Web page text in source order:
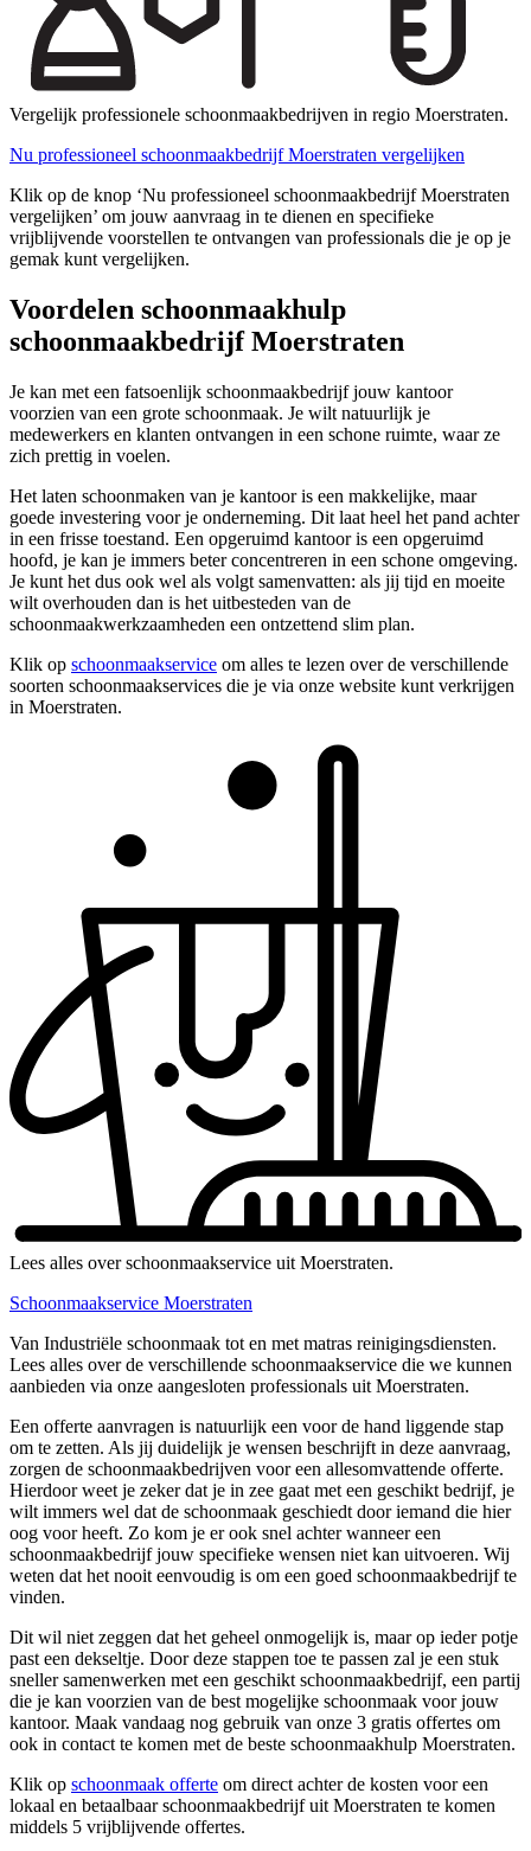
Vergelijk professionele schoonmaakbedrijven in regio Moerstraten.
Nu professioneel schoonmaakbedrijf Moerstraten vergelijken
Klik op de knop ‘Nu professioneel schoonmaakbedrijf Moerstraten
vergelijken’ om jouw aanvraag in te dienen en specifieke
vrijblijvende voorstellen te ontvangen van professionals die je op je
gemak kunt vergelijken.
Voordelen schoonmaakhulp
schoonmaakbedrijf Moerstraten
Je kan met een fatsoenlijk schoonmaakbedrijf jouw kantoor
voorzien van een grote schoonmaak. Je wilt natuurlijk je
medewerkers en klanten ontvangen in een schone ruimte, waar ze
zich prettig in voelen.
Het laten schoonmaken van je kantoor is een makkelijke, maar
goede investering voor je onderneming. Dit laat heel het pand achter
in een frisse toestand. Een opgeruimd kantoor is een opgeruimd
hoofd, je kan je immers beter concentreren in een schone omgeving.
Je kunt het dus ook wel als volgt samenvatten: als jij tijd en moeite
wilt overhouden dan is het uitbesteden van de
schoonmaakwerkzaamheden een ontzettend slim plan.
Klik op schoonmaakservice om alles te lezen over de verschillende
soorten schoonmaakservices die je via onze website kunt verkrijgen
in Moerstraten.
Lees alles over schoonmaakservice uit Moerstraten.
Schoonmaakservice Moerstraten
Van Industriële schoonmaak tot en met matras reinigingsdiensten.
Lees alles over de verschillende schoonmaakservice die we kunnen
aanbieden via onze aangesloten professionals uit Moerstraten.
Een offerte aanvragen is natuurlijk een voor de hand liggende stap
om te zetten. Als jij duidelijk je wensen beschrijft in deze aanvraag,
zorgen de schoonmaakbedrijven voor een allesomvattende offerte.
Hierdoor weet je zeker dat je in zee gaat met een geschikt bedrijf, je
wilt immers wel dat de schoonmaak geschiedt door iemand die hier
oog voor heeft. Zo kom je er ook snel achter wanneer een
schoonmaakbedrijf jouw specifieke wensen niet kan uitvoeren. Wij
weten dat het nooit eenvoudig is om een goed schoonmaakbedrijf te
vinden.
Dit wil niet zeggen dat het geheel onmogelijk is, maar op ieder potje
past een dekseltje. Door deze stappen toe te passen zal je een stuk
sneller samenwerken met een geschikt schoonmaakbedrijf, een partij
die je kan voorzien van de best mogelijke schoonmaak voor jouw
kantoor. Maak vandaag nog gebruik van onze 3 gratis offertes om
ook in contact te komen met de beste schoonmaakhulp Moerstraten.
Klik op schoonmaak offerte om direct achter de kosten voor een
lokaal en betaalbaar schoonmaakbedrijf uit Moerstraten te komen
middels 5 vrijblijvende offertes.